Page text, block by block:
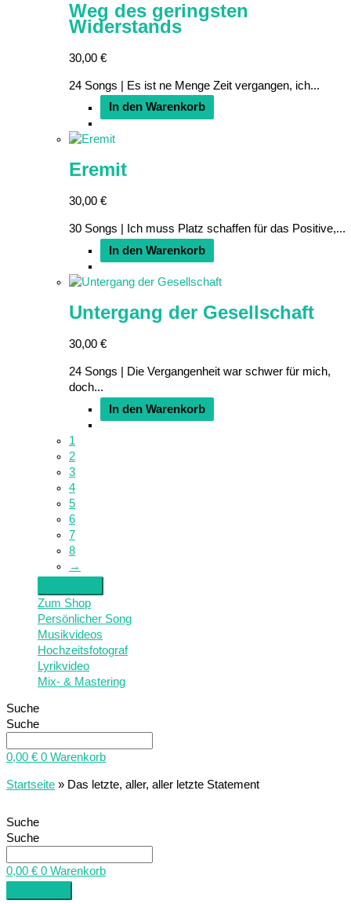
Weg des geringsten
Widerstands
30,00 €
24 Songs | Es ist ne Menge Zeit vergangen, ich...
In den Warenkorb
Eremit
30,00 €
30 Songs | Ich muss Platz schaffen für das Positive,...
In den Warenkorb
Untergang der Gesellschaft
30,00 €
24 Songs | Die Vergangenheit war schwer für mich,
doch...
In den Warenkorb
1
2
3
4
5
6
7
8
→
Zum Shop
Persönlicher Song
Musikvideos
Hochzeitsfotograf
Lyrikvideo
Mix- & Mastering
Suche
Suche
0,00 € 0 Warenkorb
Startseite » Das letzte, aller, aller letzte Statement
Suche
Suche
0,00 € 0 Warenkorb